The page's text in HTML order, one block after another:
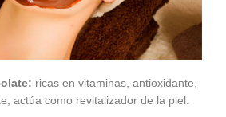
ricas en vitaminas, antioxidante,
actúa como revitalizador de la piel.